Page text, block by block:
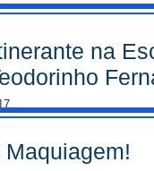
na
Maquiagem!